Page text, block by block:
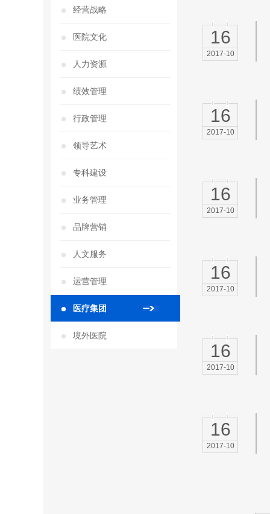
经营战略
医院文化
人力资源
绩效管理
行政管理
领导艺术
专科建设
业务管理
品牌营销
人文服务
运营管理
医疗集团
境外医院
16
2017-10
16
2017-10
16
2017-10
16
2017-10
16
2017-10
16
2017-10